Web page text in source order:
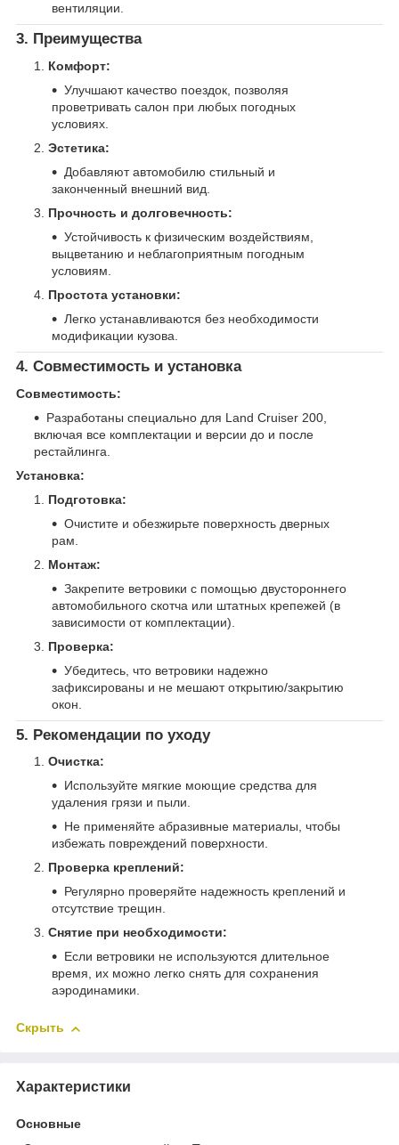
вентиляции.
3. Преимущества
Комфорт:
Улучшают качество поездок, позволяя
проветривать салон при любых погодных
условиях.
Эстетика:
Добавляют автомобилю стильный и
законченный внешний вид.
Прочность и долговечность:
Устойчивость к физическим воздействиям,
выцветанию и неблагоприятным погодным
условиям.
Простота установки:
Легко устанавливаются без необходимости
модификации кузова.
4. Совместимость и установка
Совместимость:
Разработаны специально для Land Cruiser 200,
включая все комплектации и версии до и после
рестайлинга.
Установка:
Подготовка:
Очистите и обезжирьте поверхность дверных
рам.
Монтаж:
Закрепите ветровики с помощью двустороннего
автомобильного скотча или штатных крепежей (в
зависимости от комплектации).
Проверка:
Убедитесь, что ветровики надежно
зафиксированы и не мешают открытию/закрытию
окон.
5. Рекомендации по уходу
Очистка:
Используйте мягкие моющие средства для
удаления грязи и пыли.
Не применяйте абразивные материалы, чтобы
избежать повреждений поверхности.
Проверка креплений:
Регулярно проверяйте надежность креплений и
отсутствие трещин.
Снятие при необходимости:
Если ветровики не используются длительное
время, их можно легко снять для сохранения
аэродинамики.
Скрыть
Характеристики
Основные